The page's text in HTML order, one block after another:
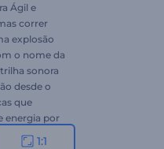
Ágil e
correr
explosão
o nome da
sonora
desde o
que
energia por
agora e
1:1